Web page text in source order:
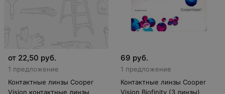
от 22,50 руб.
1 предложение
Контактные линзы Cooper
Vision контактные линзы
69 руб.
1 предложение
Контактные линзы Cooper
Vision Biofinity (3 линзы)